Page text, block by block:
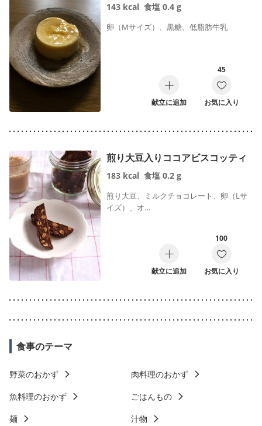
143 kcal 食塩 0.4 g
卵（Mサイズ）、黒糖、低脂肪牛乳
献立に追加
45
お気に入り
煎り大豆入りココアビスコッティ
183 kcal 食塩 0.2 g
煎り大豆、ミルクチョコレート、卵（Lサ
イズ）、オ…
献立に追加
100
お気に入り
食事のテーマ
野菜のおかず
肉料理のおかず
魚料理のおかず
ごはんもの
麺
汁物